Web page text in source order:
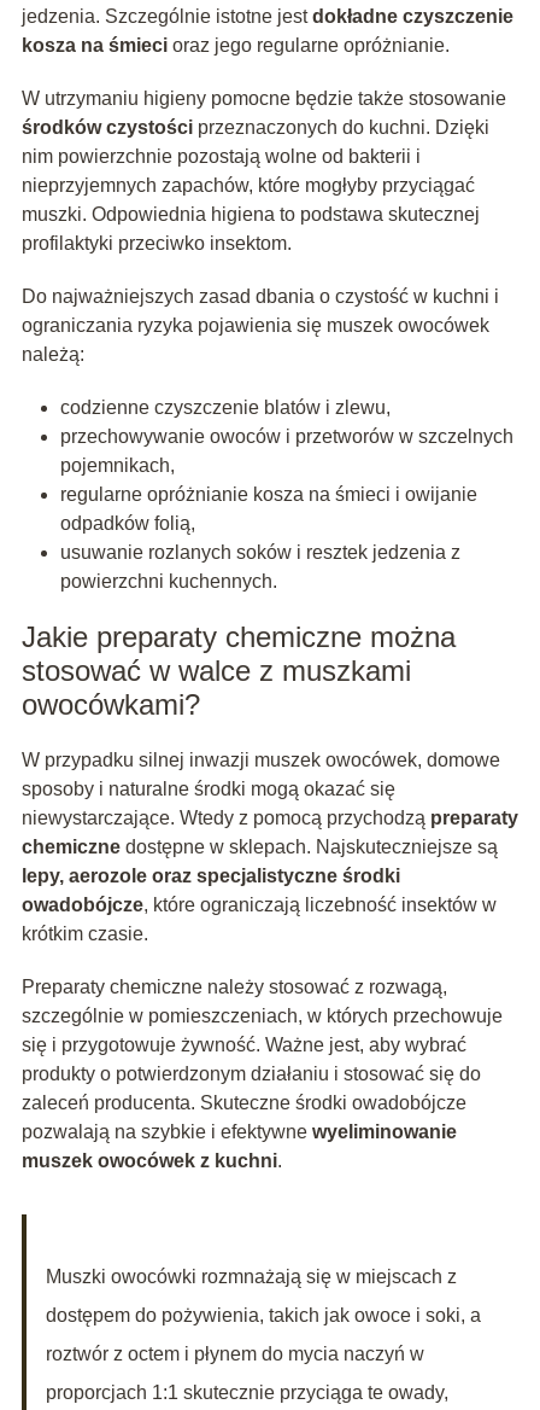
jedzenia. Szczególnie istotne jestdokładne czyszczenie
kosza na śmiecioraz jego regularne opróżnianie.
W utrzymaniu higieny pomocne będzie także stosowanie
środków czystościprzeznaczonych do kuchni. Dzięki
nim powierzchnie pozostają wolne od bakterii i
nieprzyjemnych zapachów, które mogłyby przyciągać
muszki. Odpowiednia higiena to podstawa skutecznej
profilaktyki przeciwko insektom.
Do najważniejszych zasad dbania o czystość w kuchni i
ograniczania ryzyka pojawienia się muszek owocówek
należą:
codzienne czyszczenie blatów i zlewu,
przechowywanie owoców i przetworów w szczelnych
pojemnikach,
regularne opróżnianie kosza na śmieci i owijanie
odpadków folią,
usuwanie rozlanych soków i resztek jedzenia z
powierzchni kuchennych.
Jakie preparaty chemiczne można
stosować w walce z muszkami
owocówkami?
W przypadku silnej inwazji muszek owocówek, domowe
sposoby i naturalne środki mogą okazać się
niewystarczające. Wtedy z pomocą przychodzą preparaty
chemicznedostępne w sklepach. Najskuteczniejsze są
lepy, aerozole oraz specjalistyczne środki
owadobójcze, które ograniczają liczebność insektów w
krótkim czasie.
Preparaty chemiczne należy stosować z rozwagą,
szczególnie w pomieszczeniach, w których przechowuje
się i przygotowuje żywność. Ważne jest, aby wybrać
produkty o potwierdzonym działaniu i stosować się do
zaleceń producenta. Skuteczne środki owadobójcze
pozwalają na szybkie i efektywne wyeliminowanie
muszek owocówek z kuchni.
Muszki owocówki rozmnażają się w miejscach z
dostępem do pożywienia, takich jak owoce i soki, a
roztwór z octem i płynem do mycia naczyń w
proporcjach 1:1 skutecznie przyciąga te owady,